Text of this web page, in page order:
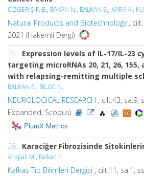
ÖZGERİŞ F. B., BAKAN N., BALKAN E., KARA A.,
Natural Products and Biotechnology,
2021 (Hakemli Dergi)
25. Expression levels of IL-17/IL-23
targeting microRNAs 20, 21, 26,
with relapsing-remitting multiple
BALKAN E., BİLGE N.
NEUROLOGICAL RESEARCH , cilt.43, sa.9,
Expanded, Scopus)
PlumX Metrics
26. Karaciğer Fibrozisinde
Anapalı M., Balkan E.
Kafkas Tıp Bilimleri Dergisi , cilt.11, sa.1,